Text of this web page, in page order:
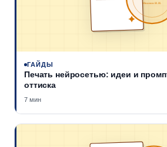
Иванов И. И.
ГАЙДЫ
Печать нейросетью: идеи и
оттиска
7 мин